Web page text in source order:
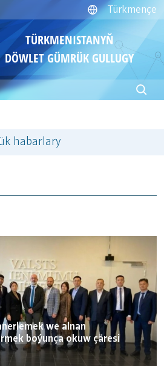
Türkmençe
TÜRKMENISTANYŇ
DÖWLET GÜMRÜK GULLUGY
habarlary
we alnan
boýunça okuw çäresi